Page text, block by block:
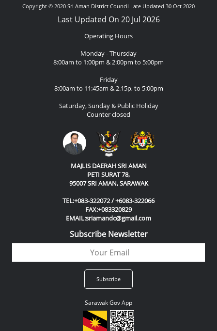
Copyright © 2020 Sri Aman District Council Late Updated 30 Oct 2020
Last Updated On 20 Jul 2026
Operating Hours
Monday - Thursday
8:00am to 1:00pm & 2:00pm to 5:00pm
Friday
8:00am to 11:45am & 2.15p, to 5:00pm
Saturday, Sunday & Public Holiday
Counter closed
MAJLIS DAERAH SRI AMAN
PETI SURAT 78,
95007 SRI AMAN, SARAWAK
TEL:+083-322072 / +6083-322066
FAX:+083320829
EMAIL:sriamandc@gmail.com
Subscribe Newsletter
Sarawak Gov App